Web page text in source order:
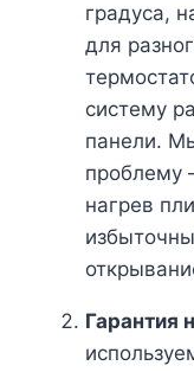
градуса,
для
систему
панели.
проблему
нагрев
Гарантия